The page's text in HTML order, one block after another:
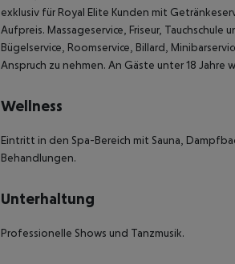
exklusiv für Royal Elite Kunden mit
Aufpreis. Massageservice, Friseur,
Bügelservice, Roomservice, Billard,
Anspruch zu nehmen. An Gäste unter 18 Jahre
Wellness
Eintritt in den Spa-Bereich mit Sauna,
Behandlungen.
Unterhaltung
Professionelle Shows und Tanzmusik.